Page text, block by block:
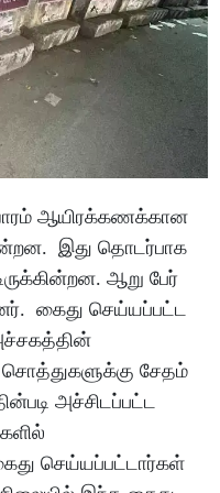
ஆயிரக்கணக்கான
இது தொடர்பாக
ஆறு பேர்
கைது செய்யப்பட்ட
சேதம்
அச்சிடப்பட்ட
செய்யப்பட்டார்கள்